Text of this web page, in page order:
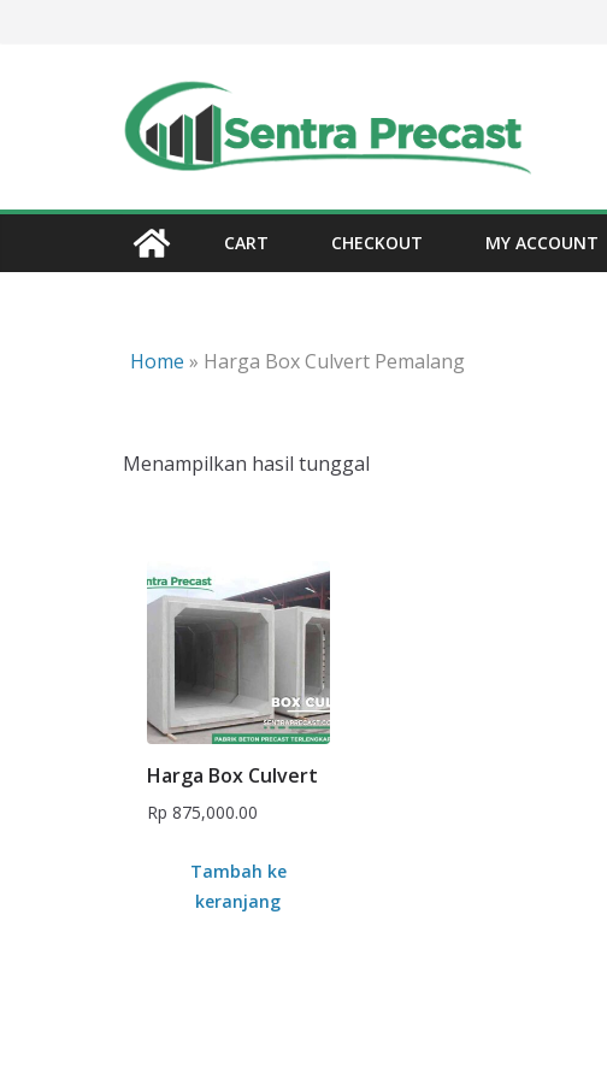
CART CHECKOUT MY ACCOUNT
Home » Harga Box Culvert Pemalang
Menampilkan hasil tunggal
Harga Box Culvert
Rp 875,000.00
Tambah ke
keranjang